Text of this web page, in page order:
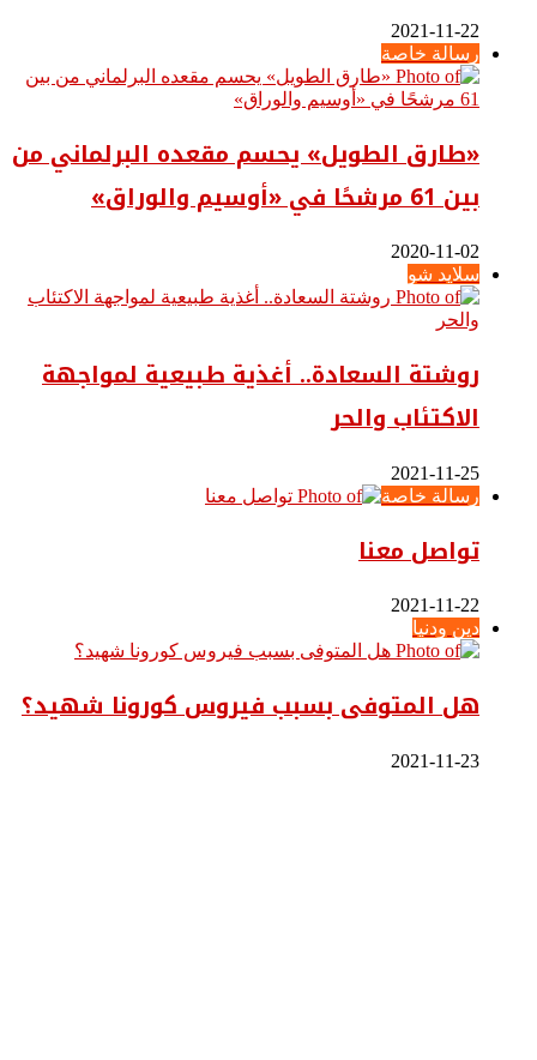
2021-11-22
رسالة خاصة
«طارق الطويل» يحسم مقعده البرلماني من
بين 61 مرشحًا في «أوسيم والوراق»
2020-11-02
سلايد شو
روشتة السعادة.. أغذية طبيعية لمواجهة
الاكتئاب والحر
2021-11-25
رسالة خاصة
تواصل معنا
2021-11-22
دين ودنيا
هل المتوفى بسبب فيروس كورونا شهيد؟
2021-11-23